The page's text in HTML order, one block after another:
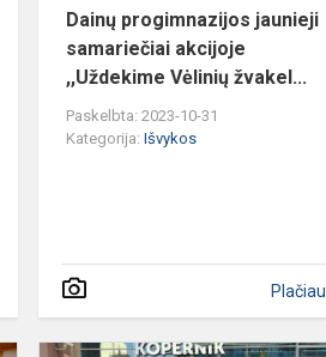
Dainų progimnazijos jaunieji
samariečiai akcijoje
,,Uždekime Vėlinių žvakel...
Paskelbta: 2023-10-31
Kategorija:Išvykos
Plačiau